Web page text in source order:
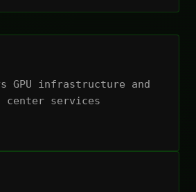
GPU infrastructure and
center services